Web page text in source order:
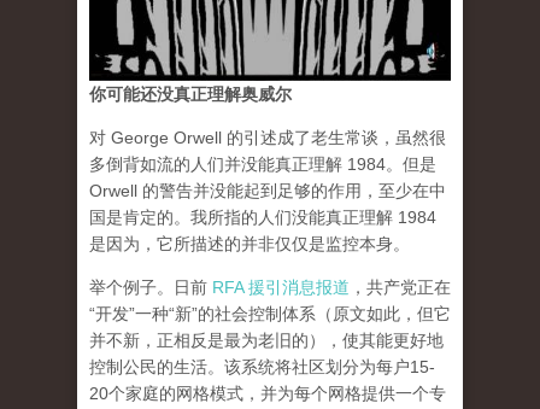
你可能还没真正理解奥威尔
对 George Orwell 的引述成了老生常谈，虽然很
多倒背如流的人们并没能真正理解 1984。但是
Orwell 的警告并没能起到足够的作用，至少在中
国是肯定的。我所指的人们没能真正理解 1984
是因为，它所描述的并非仅仅是监控本身。
举个例子。日前 RFA 援引消息报道 ，共产党正在
“开发”一种“新”的社会控制体系（原文如此，但它
并不新，正相反是最为老旧的），使其能更好地
控制公民的生活。该系统将社区划分为每户15-
20个家庭的网格模式，并为每个网格提供一个专